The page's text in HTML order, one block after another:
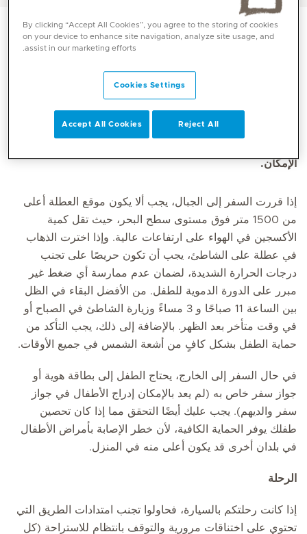
يجب التخطيط لقضاء العطلات والرحلات مسبقًا. عند اختيار وجهة
العطلة، لا تضع في اعتبارك احتياجاتك الخاصة فحسب، بل أيضًا
احتياجات الطفل. بالإضافة إلى ذلك، يجب أن تأخذ في الاعتبار
الظروف المناخية والنظافة في الموقع الذي تختاره والخدمات
الإمكان.
إذا قررت السفر إلى الجبال، يجب ألا يكون موقع العطلة أعلى
من 1500 متر فوق مستوى سطح البحر، حيث تقل كمية
الأكسجين في الهواء على ارتفاعات عالية. وإذا اخترت الذهاب
في عطلة على الشاطئ، يجب أن تكون حريصًا على تجنب
درجات الحرارة الشديدة، لضمان عدم ممارسة أي ضغط غير
مبرر على الدورة الدموية للطفل. من الأفضل البقاء في الظل
بين الساعة 11 صباحًا و 3 مساءً وزيارة الشاطئ في الصباح أو
في وقت متأخر بعد الظهر. بالإضافة إلى ذلك، يجب التأكد من
حماية الطفل بشكل كافٍ من أشعة الشمس في جميع الأوقات.
في حال السفر إلى الخارج، يحتاج الطفل إلى بطاقة هوية أو
جواز سفر خاص به (لم يعد بالإمكان إدراج الأطفال في جواز
سفر والديهم). يجب عليك أيضًا التحقق مما إذا كان تحصين
طفلك يوفر الحماية الكافية، لأن خطر الإصابة بأمراض الأطفال
في بلدان أخرى قد يكون أعلى منه في المنزل.
الرحلة
إذا كانت رحلتكم بالسيارة، فحاولوا تجنب امتدادات الطريق التي
تحتوي على اختناقات مرورية والتوقف بانتظام للاستراحة (كل
By clicking “Accept All Cookies”, you agree to the storing of cookies
on your device to enhance site navigation, analyze site usage, and
assist in our marketing efforts.
Cookies Settings
Reject All
Accept All Cookies